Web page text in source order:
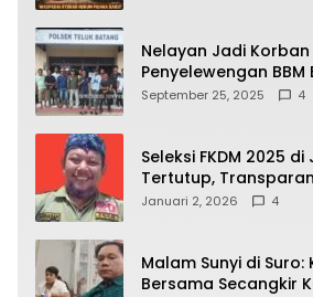
Nelayan Jadi
Penyelewengan BBM
64.78809 Teluk
September 25, 2025 4
Seleksi FKDM 2025
Tertutup,
Pramono–Rano
Januari 2, 2026 4
Malam Sunyi di
Bersama Secangkir